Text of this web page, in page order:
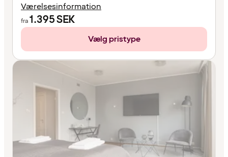
Værelsesinformation
fra1.395SEK
Vælg pristype